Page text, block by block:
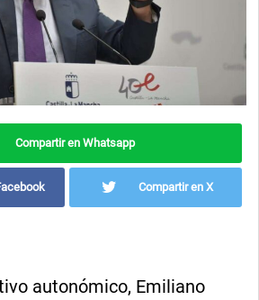
Compartir en Whatsapp
Compartir en X
autonómico, Emiliano